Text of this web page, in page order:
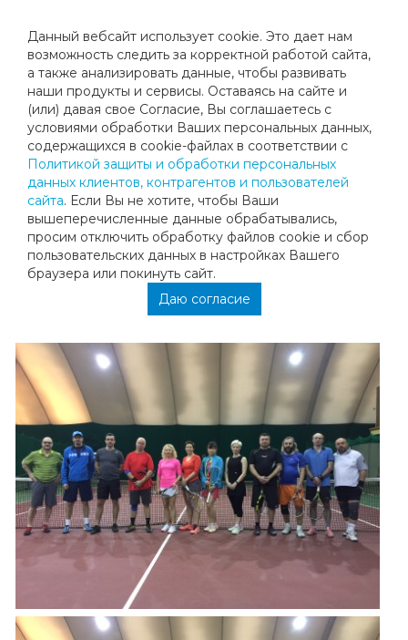
Данный вебсайт использует cookie. Это дает нам
возможность следить за корректной работой сайта,
а также анализировать данные, чтобы развивать
наши продукты и сервисы. Оставаясь на сайте и
(или) давая свое Согласие, Вы соглашаетесь с
условиями обработки Ваших персональных данных,
содержащихся в cookie-файлах в соответствии с
Политикой защиты и обработки персональных
данных клиентов, контрагентов и пользователей
сайта. Если Вы не хотите, чтобы Ваши
вышеперечисленные данные обрабатывались,
просим отключить обработку файлов cookie и сбор
пользовательских данных в настройках Вашего
браузера или покинуть сайт.
Даю согласие
HОВОГОДНИЙ ТУРНИР СРЕДИ
ЛЮБИТЕЛЕЙ
В воскресенье 8 января на кортах СК "Мегаспорт-
теннис" прошел первый клубный новогодний турнир
среди любителей! В соревнованиях приняли участия 12
человек. Для многих это были первые теннисные
баталии в жизни. В женской сетке победу одержала
Татьяна Дранец, а в мужской Олег Безгин. Турнир
прошёл в очень дружелюбной и позитивной атмосфере.
Поздравляем всех с Новым годом и Рождеством!